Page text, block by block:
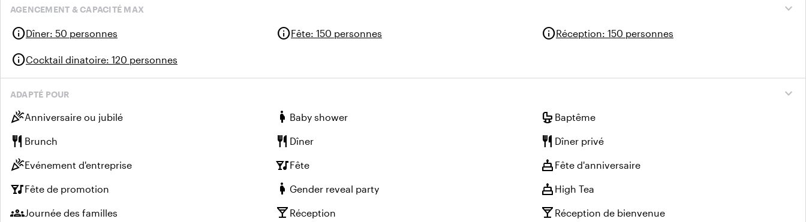
expand_more
AGENCEMENT & CAPACITÉ MAX
infoDîner: 50 personnes infoFête: 150 personnes infoRéception: 150 personnes
infoCocktail dinatoire: 120 personnes
expand_more
ADAPTÉ POUR
celebrationAnniversaire ou jubilé pregnant_woman Baby shower crib Baptême
restaurant Brunch restaurant Dîner restaurant Dîner privé
celebrationEvénement d'entreprise nightlifeFête cake Fête d'anniversaire
nightlifeFête de promotion pregnant_woman Gender reveal party cake High Tea
groupsJournée des familles local_bar Réception local_bar Réception de bienvenue